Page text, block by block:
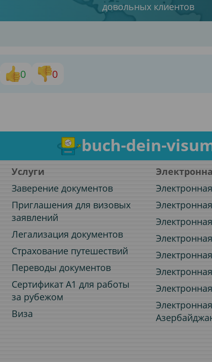
довольных клиентов
0 0
buch-dein-
Услуги
Заверение документов
Приглашения для визовых
заявлений
Легализация документов
Страхование путешествий
Переводы документов
Сертификат A1 для работы
за рубежом
Виза